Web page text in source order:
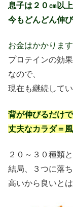
息子は２０㎝以
今もどんどん伸び
お金はかかります
プロテインの効
なので、
現在も継続してい
背が伸びるだけで
丈夫なカラダ＝
２０～３０種類
結局、３つに落ち
高いから良いと